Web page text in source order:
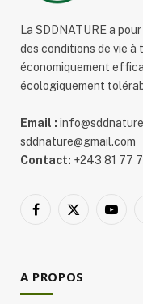
La SDDNATURE a
des conditions de vie à
économiquement
écologiquement
Email :
sddnature@gmail.com
Contact: +243 81 77
Facebook
X
A PROPOS